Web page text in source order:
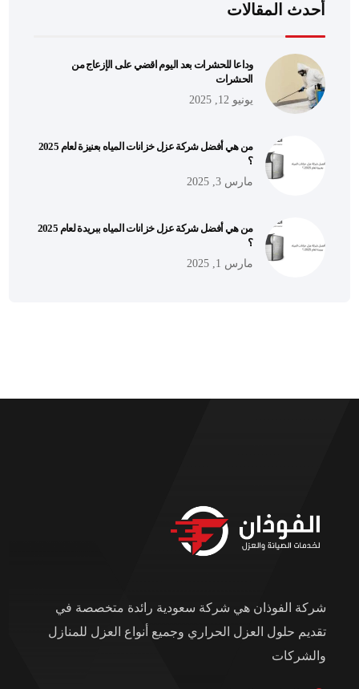
أحدث المقالات
وداعا للحشرات بعد اليوم اقضي على الإزعاج من
الحشرات
يونيو 12, 2025
من هي أفضل شركة عزل خزانات المياه بعنيزة لعام 2025
؟
مارس 3, 2025
من هي أفضل شركة عزل خزانات المياه ببريدة لعام 2025
؟
مارس 1, 2025
شركة الفوذان هي شركة سعودية رائدة متخصصة في
تقديم حلول العزل الحراري وجميع أنواع العزل للمنازل
والشركات